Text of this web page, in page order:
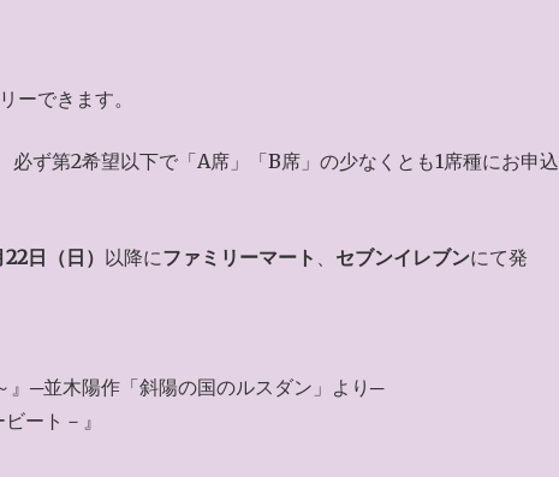
ーできます。
必ず第2希望以下で「A席」「B席」の少なくとも1席種にお申込
22日（日） 以降にファミリーマート 、 セブンイレブンにて発
』─並木陽作「斜陽の国のルスダン」より─
ート－』